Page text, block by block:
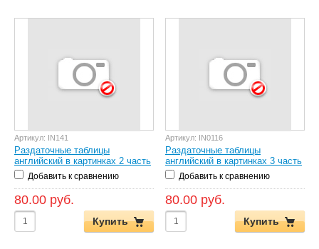
Артикул: IN141
Раздаточные таблицы
английский в картинках 2 часть
Добавить к сравнению
80.00 руб.
Купить
Артикул: IN0116
Раздаточные таблицы
английский в картинках 3 часть
Добавить к сравнению
80.00 руб.
Купить